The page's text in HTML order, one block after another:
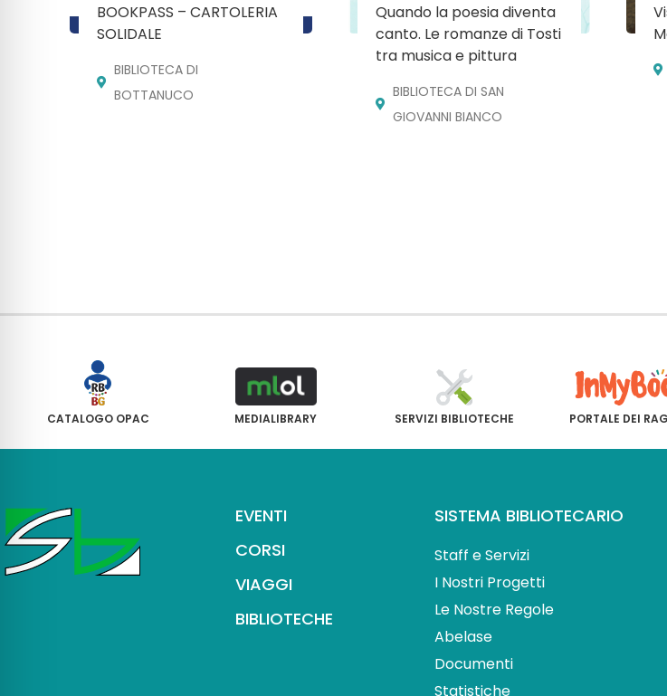
BOOKPASS – CARTOLERIA
SOLIDALE
BIBLIOTECA DI
BOTTANUCO
Quando la poesia diventa
canto. Le romanze di Tosti
tra musica e pittura
BIBLIOTECA DI SAN
GIOVANNI BIANCO
CATALOGO OPAC MEDIALIBRARY SERVIZI BIBLIOTECHE PORTALE DEI
EVENTI
CORSI
VIAGGI
BIBLIOTECHE
SISTEMA BIBLIOTECARIO
Staff e Servizi
I Nostri Progetti
Le Nostre Regole
Abelase
Documenti
Statistiche